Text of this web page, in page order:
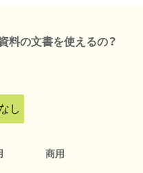
料の文書を使えるの？
し
商用